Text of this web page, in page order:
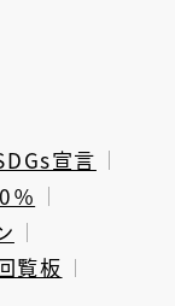
宣言
％
覧板